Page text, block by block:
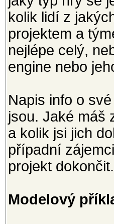
kolik lidí z
projektem a
nejlépe celý,
engine nebo
Napis info o
jsou. Jaké máš
a kolik jsi jich
případní
projekt dokončit.
Modelový